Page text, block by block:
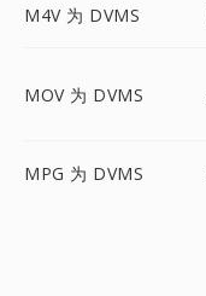
M4V 为 DVMS
MOV 为 DVMS
MPG 为 DVMS